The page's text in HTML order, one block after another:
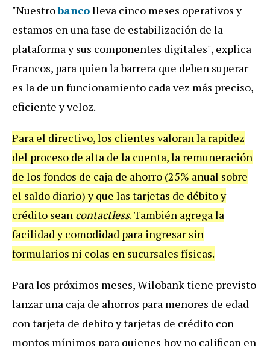
"Nuestrobancolleva cinco meses operativos y
estamos en una fase de estabilización de la
plataforma y sus componentes digitales", explica
Francos, para quien la barrera que deben superar
es la de un funcionamiento cada vez más preciso,
eficiente y veloz.
Para el directivo, los clientes valoran la rapidez
del proceso de alta de la cuenta, la remuneración
de los fondos de caja de ahorro (25% anual sobre
el saldo diario) y que las tarjetas de débito y
crédito sean contactless. También agrega la
facilidad y comodidad para ingresar sin
formularios ni colas en sucursales físicas.
Para los próximos meses, Wilobank tiene previsto
lanzar una caja de ahorros para menores de edad
con tarjeta de debito y tarjetas de crédito con
montos mínimos para quienes hoy no califican en